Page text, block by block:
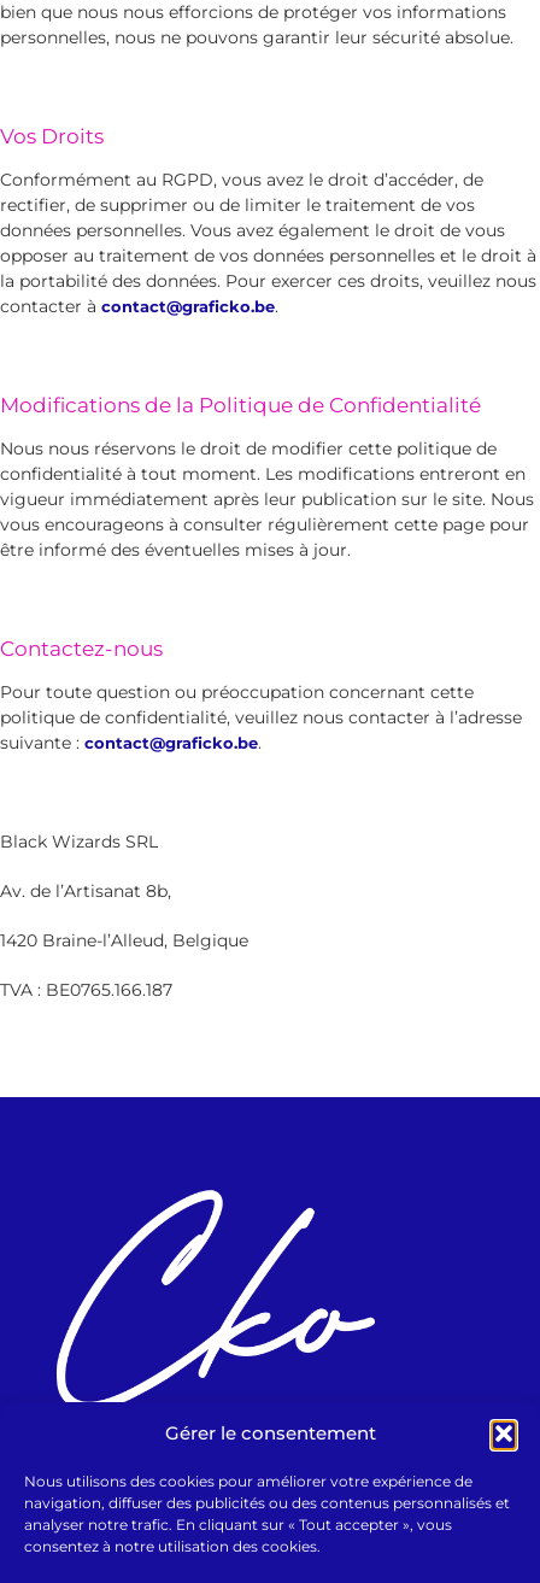
Gérer le consentement
Nous utilisons des cookies pour améliorer votre expérience de
navigation, diffuser des publicités ou des contenus personnalisés et
analyser notre trafic. En cliquant sur « Tout accepter », vous
consentez à notre utilisation des cookies.
bien que nous nous efforcions de protéger vos informations
personnelles, nous ne pouvons garantir leur sécurité absolue.
Vos Droits
Conformément au RGPD, vous avez le droit d’accéder, de
rectifier, de supprimer ou de limiter le traitement de vos
données personnelles. Vous avez également le droit de vous
opposer au traitement de vos données personnelles et le droit à
la portabilité des données. Pour exercer ces droits, veuillez nous
contacter à contact@graficko.be.
Modifications de la Politique de Confidentialité
Nous nous réservons le droit de modifier cette politique de
confidentialité à tout moment. Les modifications entreront en
vigueur immédiatement après leur publication sur le site. Nous
vous encourageons à consulter régulièrement cette page pour
être informé des éventuelles mises à jour.
Contactez-nous
Pour toute question ou préoccupation concernant cette
politique de confidentialité, veuillez nous contacter à l’adresse
suivante : contact@graficko.be.
Black Wizards SRL
Av. de l’Artisanat 8b,
1420 Braine-l’Alleud, Belgique
TVA : BE0765.166.187
Nous contacter
Av. de l'Artisanat 8b
1420 Braine-l'Alleud